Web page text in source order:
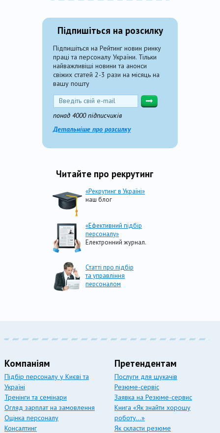
Підпишіться на розсилку
Підпишіться на Рейтинг новин ринку
праці та персоналу України. Тільки
найважливіші новини та анонси
свіжих статей 2-3 рази на місяць на
вашу пошту
понад 4000 підписчиків
Детальніше про розсилку
Читайте про рекрутинг
«Рекрутинг в Україні»
наш блог
«Ефективний підбір
персоналу»
Електронний журнал.
Статті про підбір
та управління
персоналом
Компаніям
Підбір персоналу у Києві та
Україні
Тренінги та семінари
Огляд зарплат на замовлення
Оцінка персоналу
Консалтинг
Претендентам
Послуги для шукачів
Резюме-сервіс
Заявка на Резюме-сервис
Книга «Як знайти хорошу
роботу…»
Як скласти резюме